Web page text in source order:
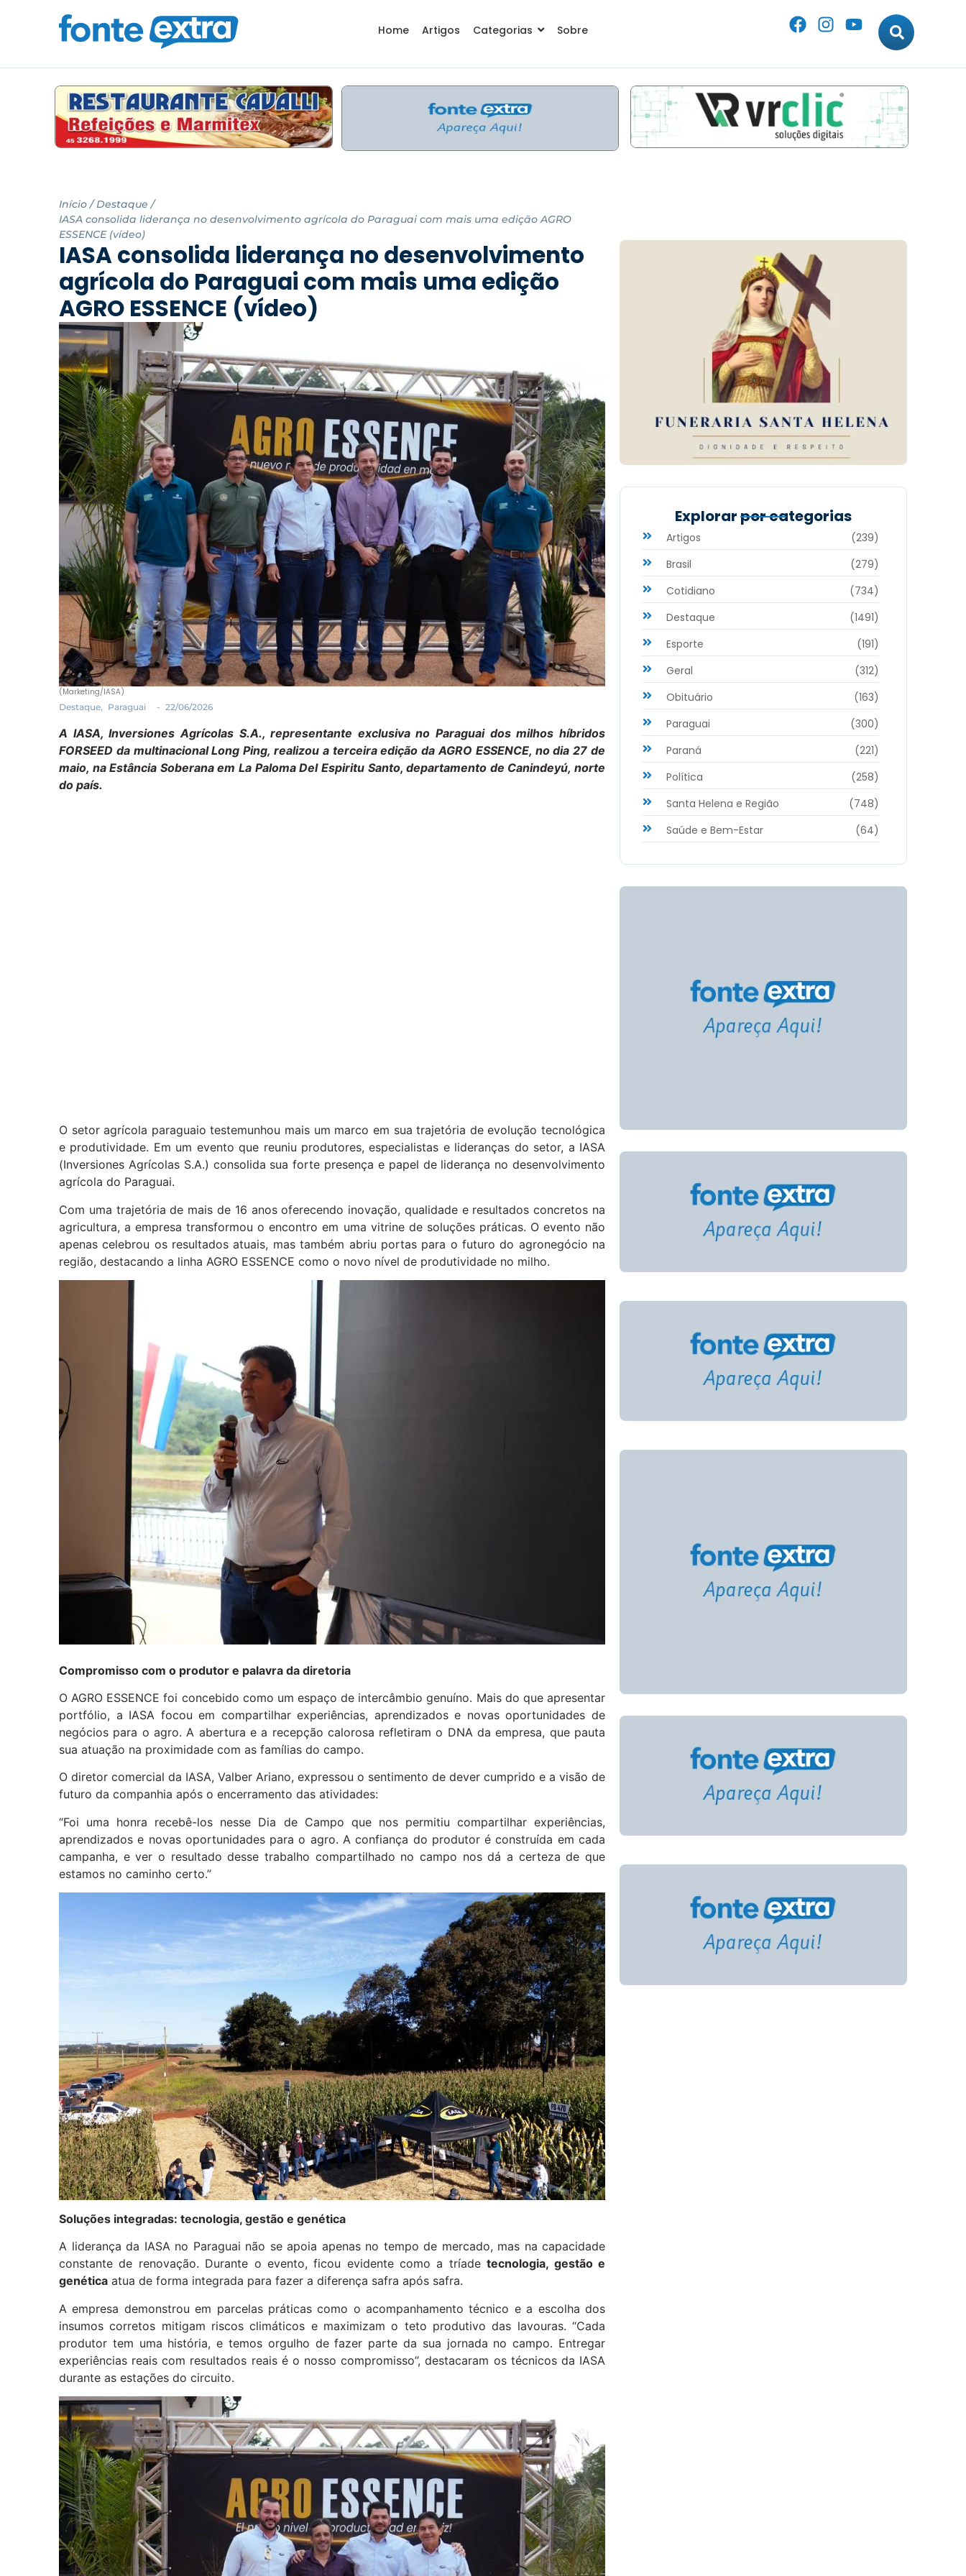
Home Artigos Categorias Sobre
Início / Destaque /
IASA consolida liderança no desenvolvimento agrícola do Paraguai com mais uma edição AGRO
ESSENCE (vídeo)
IASA consolida liderança no desenvolvimento
agrícola do Paraguai com mais uma edição
AGRO ESSENCE (vídeo)
(Marketing/IASA)
Destaque, Paraguai - 22/06/2026
A IASA, Inversiones Agrícolas S.A., representante exclusiva no Paraguai dos milhos híbridos
FORSEED da multinacional Long Ping, realizou a terceira edição da AGRO ESSENCE, no dia 27 de
maio, na Estância Soberana em La Paloma Del Espiritu Santo, departamento de Canindeyú, norte
do país.
O setor agrícola paraguaio testemunhou mais um marco em sua trajetória de evolução tecnológica
e produtividade. Em um evento que reuniu produtores, especialistas e lideranças do setor, a IASA
(Inversiones Agrícolas S.A.) consolida sua forte presença e papel de liderança no desenvolvimento
agrícola do Paraguai.
Com uma trajetória de mais de 16 anos oferecendo inovação, qualidade e resultados concretos na
agricultura, a empresa transformou o encontro em uma vitrine de soluções práticas. O evento não
apenas celebrou os resultados atuais, mas também abriu portas para o futuro do agronegócio na
região, destacando a linha AGRO ESSENCE como o novo nível de produtividade no milho.
Compromisso com o produtor e palavra da diretoria
O AGRO ESSENCE foi concebido como um espaço de intercâmbio genuíno. Mais do que apresentar
portfólio, a IASA focou em compartilhar experiências, aprendizados e novas oportunidades de
negócios para o agro. A abertura e a recepção calorosa refletiram o DNA da empresa, que pauta
sua atuação na proximidade com as famílias do campo.
O diretor comercial da IASA, Valber Ariano, expressou o sentimento de dever cumprido e a visão de
futuro da companhia após o encerramento das atividades:
“Foi uma honra recebê-los nesse Dia de Campo que nos permitiu compartilhar experiências,
aprendizados e novas oportunidades para o agro. A confiança do produtor é construída em cada
campanha, e ver o resultado desse trabalho compartilhado no campo nos dá a certeza de que
estamos no caminho certo.”
Soluções integradas: tecnologia, gestão e genética
A liderança da IASA no Paraguai não se apoia apenas no tempo de mercado, mas na capacidade
constante de renovação. Durante o evento, ficou evidente como a tríadetecnologia, gestão e
genética atua de forma integrada para fazer a diferença safra após safra.
A empresa demonstrou em parcelas práticas como o acompanhamento técnico e a escolha dos
insumos corretos mitigam riscos climáticos e maximizam o teto produtivo das lavouras. “Cada
produtor tem uma história, e temos orgulho de fazer parte da sua jornada no campo. Entregar
experiências reais com resultados reais é o nosso compromisso”, destacaram os técnicos da IASA
durante as estações do circuito.
Explorar por categorias
Artigos
(239)
Brasil
(279)
Cotidiano
(734)
Destaque
(1491)
Esporte
(191)
Geral
(312)
Obituário
(163)
Paraguai
(300)
Paraná
(221)
Política
(258)
Santa Helena e Região
(748)
Saúde e Bem-Estar
(64)